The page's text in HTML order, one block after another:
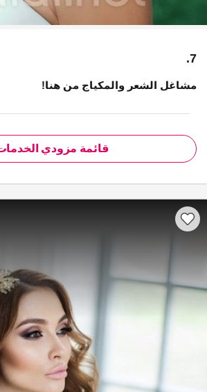
7.
مشاغل الشعر والمكياج من هنا!
قائمة مزودي